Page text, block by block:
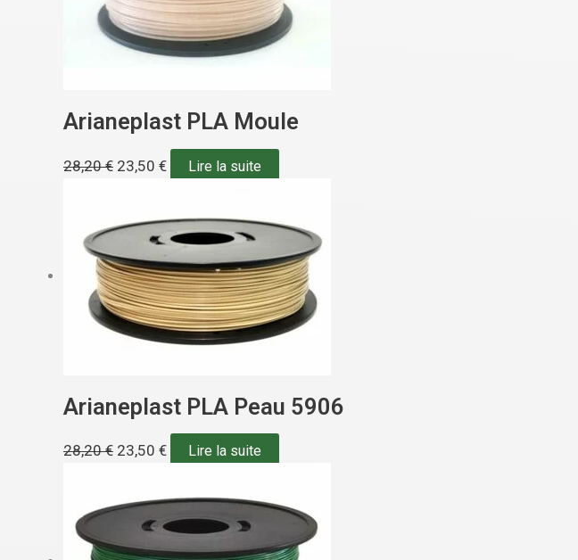
Arianeplast PLA Moule
28,20€ 23,50 € Lire la suite
Arianeplast PLA Peau 5906
28,20€ 23,50 € Lire la suite